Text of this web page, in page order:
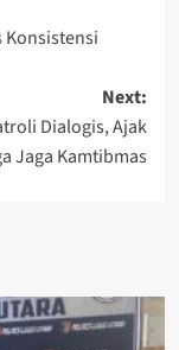
Konsistensi
Next:
Dialogis, Ajak
Jaga Kamtibmas